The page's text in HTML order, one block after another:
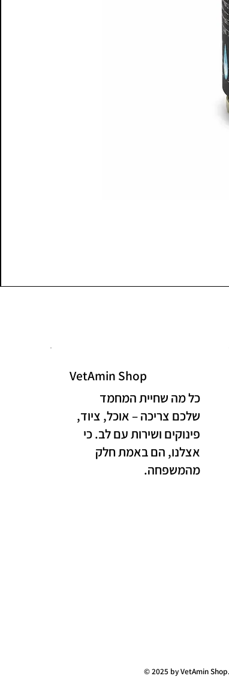
VetAmin Shop
כל מה שחיית המחמד
שלכם צריכה – אוכל, ציוד,
פינוקים ושירות עם לב. כי
אצלנו, הם באמת חלק
מהמשפחה.
© 2025 by VetAmin